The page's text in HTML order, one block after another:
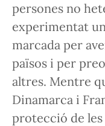
persones no
experimentat
marcada per
països i per
altres. Mentre
Dinamarca i
protecció de les